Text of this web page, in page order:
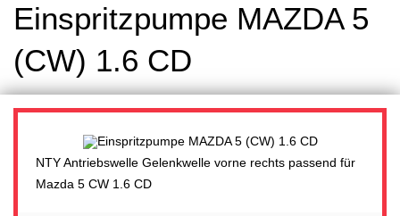
Einspritzpumpe MAZDA 5
(CW) 1.6 CD
NTY Antriebswelle Gelenkwelle vorne rechts passend für
Mazda 5 CW 1.6 CD